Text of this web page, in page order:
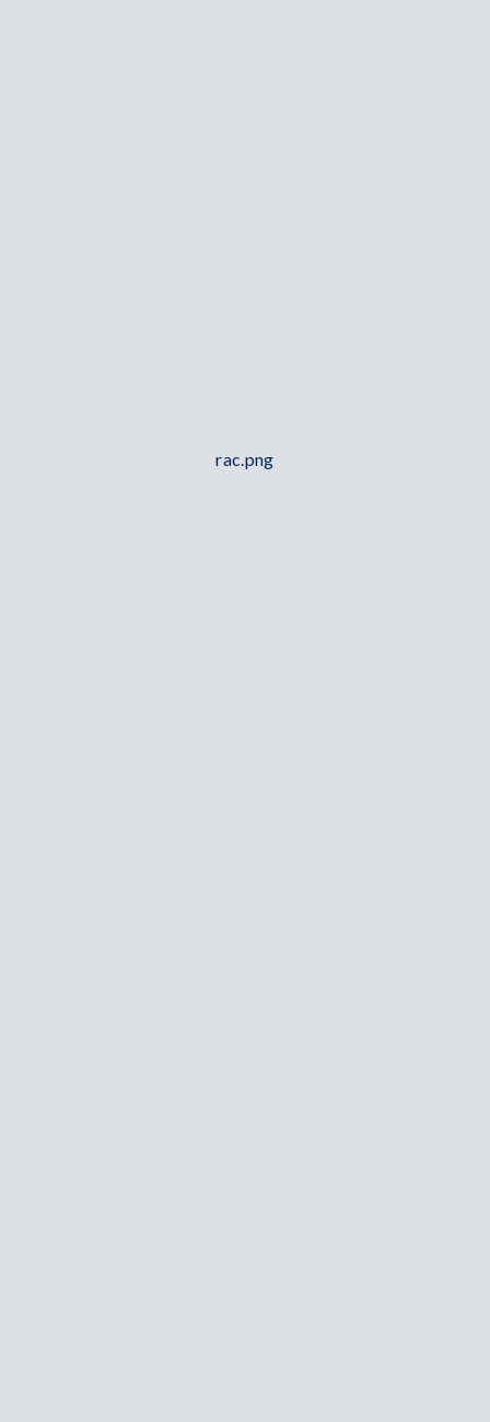
rac.png